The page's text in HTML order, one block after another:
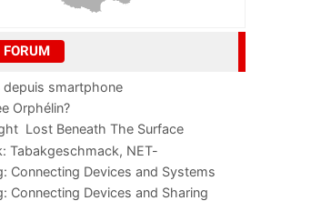
FORUM
depuis smartphone
Orphélin?
 Lost Beneath The Surface
Tabakgeschmack, NET-
und Leistung im
Connecting Devices and Systems
Connecting Devices and Sharing